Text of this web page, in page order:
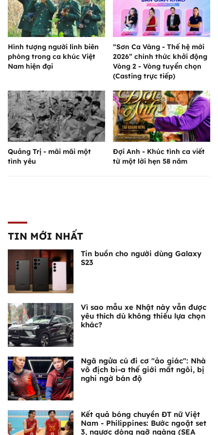
Hình tượng người lính biên
phòng trong ca khúc Việt
Nam hiện đại
“Sơn Ca Vàng - Thế hệ mới
2026” chính thức khởi động
Vòng 2 - Vòng tuyển chọn
(Casting trực tiếp)
Quảng Trị - mãi mãi một
tình yêu
Đợi Anh - Khúc tình ca viết
từ một lời hẹn 58 năm
TIN MỚI NHẤT
Tin buồn cho người dùng Galaxy
S23
Vì sao mẫu xe Nhật này vẫn được
yêu thích dù không thiếu lựa chọn
khác?
Ngã ngửa cú đi cơ "ảo giác": Nhà
vô địch bi-a thế giới mất ngôi, bị
nghi ngờ bán độ
Kết quả bóng chuyền ĐT nữ Việt
Nam - Philippines: Bước ngoặt set
3, ngược dòng ngỡ ngàng (SEA